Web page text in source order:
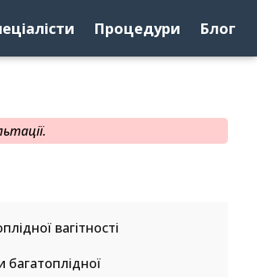
Процедури Блог
вагітності
багатоплідної